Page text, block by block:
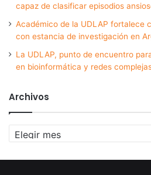
capaz de clasificar episodios
Académico de la UDLAP fortalece
con estancia de investigación en
La UDLAP, punto de encuentro
en bioinformática y redes
Archivos
Archivos